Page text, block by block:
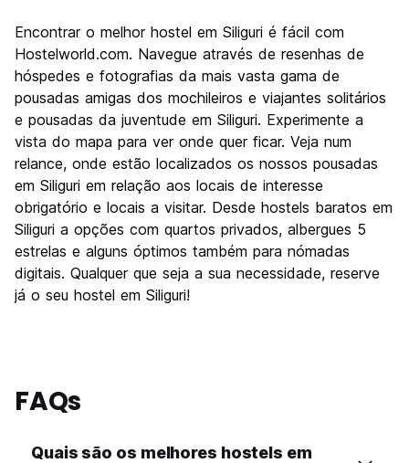
Encontrar o melhor hostel em Siliguri é fácil com
Hostelworld.com. Navegue através de resenhas de
hóspedes e fotografias da mais vasta gama de
pousadas amigas dos mochileiros e viajantes solitários
e pousadas da juventude em Siliguri. Experimente a
vista do mapa para ver onde quer ficar. Veja num
relance, onde estão localizados os nossos pousadas
em Siliguri em relação aos locais de interesse
obrigatório e locais a visitar. Desde hostels baratos em
Siliguri a opções com quartos privados, albergues 5
estrelas e alguns óptimos também para nómadas
digitais. Qualquer que seja a sua necessidade, reserve
já o seu hostel em Siliguri!
FAQs
Quais são os melhores hostels em